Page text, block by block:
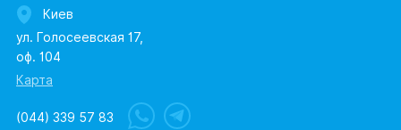
Киев
ул. Голосеевская 17,
оф. 104
Карта
(044) 339 57 83